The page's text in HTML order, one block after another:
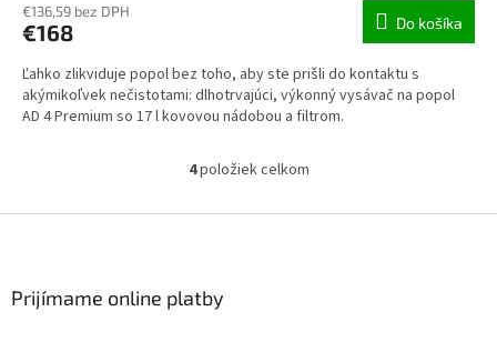
€136,59 bez DPH
€168 Do košíka
Ľahko zlikviduje popol bez toho, aby ste prišli do kontaktu s
akýmikoľvek nečistotami: dlhotrvajúci, výkonný vysávač na popol
AD 4 Premium so 17 l kovovou nádobou a filtrom.
Ovládacie prvky výpisu
4položiek celkom
Prijímame online platby